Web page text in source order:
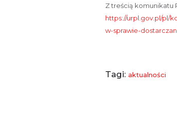
Z treścią komunikatu
https://urpl.gov.pl/pl/
w-sprawie-
Tagi: aktualności